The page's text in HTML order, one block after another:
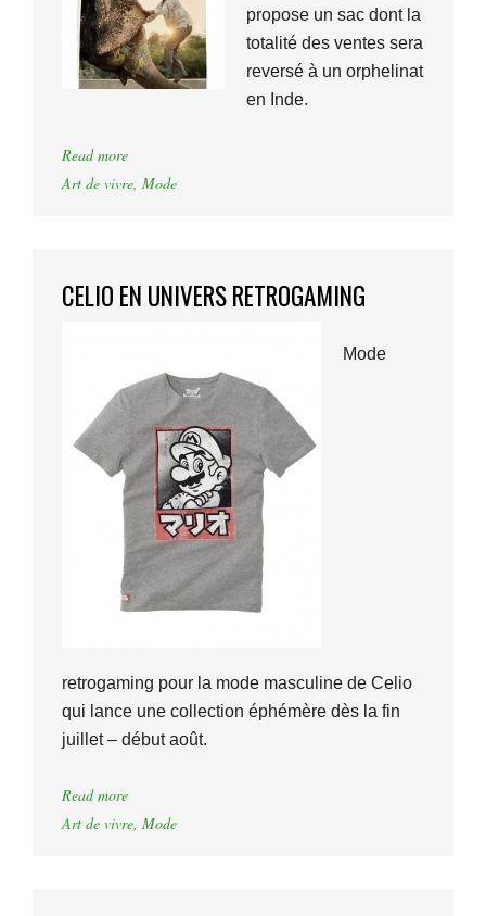
propose un sac dont la
totalité des ventes sera
reversé à un orphelinat
en Inde.
Read more
Art de vivre, Mode
CELIO EN UNIVERS RETROGAMING
Mode
retrogaming pour la mode masculine de Celio
qui lance une collection éphémère dès la fin
juillet – début août.
Read more
Art de vivre, Mode